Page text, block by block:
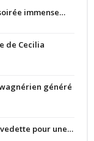
immense…
de Cecilia
généré
pour une…